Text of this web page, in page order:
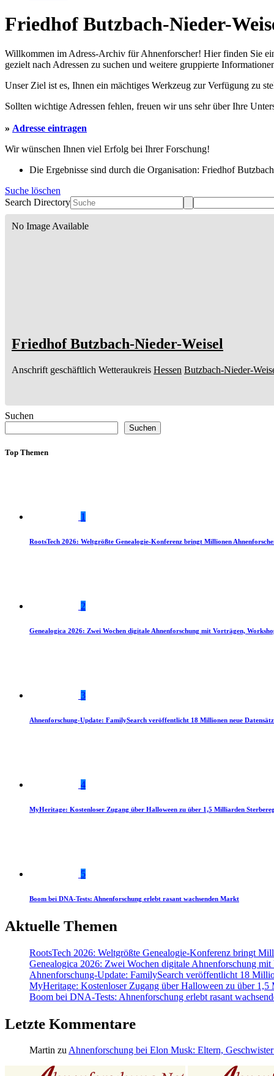
Friedhof Butzbach-Nieder-
Willkommen im Adress-Archiv für Ahnenforscher! Hier finden Sie
gezielt nach Adressen zu suchen und weitere gruppierte
Unser Ziel ist es, Ihnen ein mächtiges Werkzeug zur Verfügung zu
Sollten wichtige Adressen fehlen, freuen wir uns sehr über Ihre
» Adresse eintragen
Wir wünschen Ihnen viel Erfolg bei Ihrer Forschung!
Die Ergebnisse sind durch die Organisation: Friedhof
Suche löschen
Search Directory
No Image Available
Friedhof Butzbach-Nieder-Weisel
Anschrift geschäftlich Wetteraukreis Hessen Butzbach-Nieder-
Suchen
Suchen
Top Themen
1
RootsTech 2026: Weltgrößte Genealogie-Konferenz bringt Millionen
2
Genealogica 2026: Zwei Wochen digitale Ahnenforschung mit Vorträgen,
3
Ahnenforschung-Update: FamilySearch veröffentlicht 18 Millionen neue
4
MyHeritage: Kostenloser Zugang über Halloween zu über 1,5 Milliarden
5
Boom bei DNA-Tests: Ahnenforschung erlebt rasant wachsenden Markt
Aktuelle Themen
RootsTech 2026: Weltgrößte Genealogie-Konferenz bringt
Genealogica 2026: Zwei Wochen digitale Ahnenforschung mit
Ahnenforschung-Update: FamilySearch veröffentlicht 18
MyHeritage: Kostenloser Zugang über Halloween zu über 1,5
Boom bei DNA-Tests: Ahnenforschung erlebt rasant
Letzte Kommentare
Martin zu Ahnenforschung bei Elon Musk: Eltern,